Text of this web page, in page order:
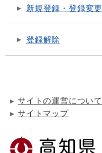
新規登録・登録変更
登録解除
サイトの運営について
サイトマップ